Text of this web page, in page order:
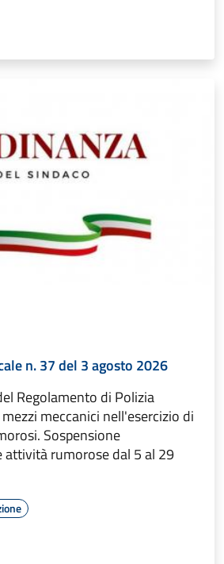
n. 37 del 3 agosto 2026
Regolamento di Polizia
meccanici nell'esercizio di
Sospensione
attività rumorose dal 5 al 29